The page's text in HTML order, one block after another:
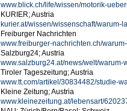
www.blick.ch/life/wissen/motorik-
KURIER; Austria
kurier.at/wissen/wissenschaft/
Freiburger Nachrichten
www.freiburger-nachrichten.ch/
Salzburg24; Austria
www.salzburg24.at/news/welt/
Tiroler Tageszeitung; Austria
www.tt.com/artikel/30834482/studie-
Kleine Zeitung; Austria
www.kleinezeitung.at/lebensart/